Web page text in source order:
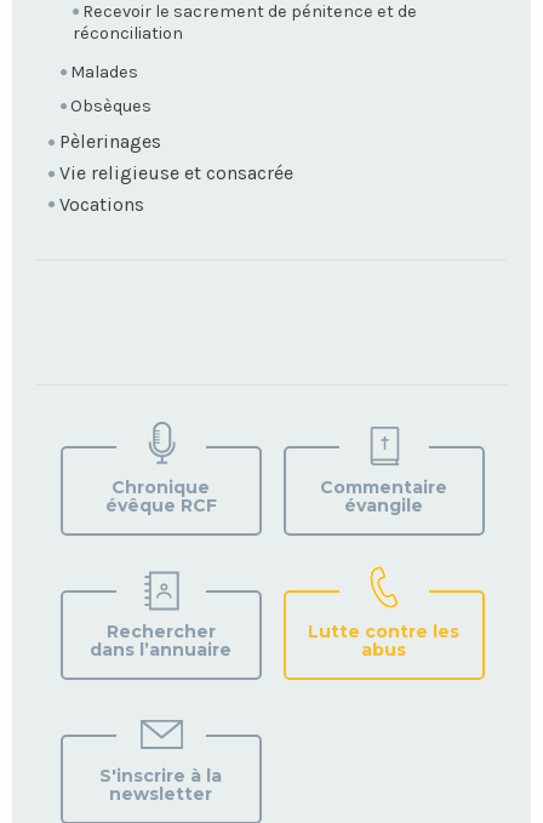
Recevoir le sacrement de pénitence et de
réconciliation
Malades
Obsèques
Pèlerinages
Vie religieuse et consacrée
Vocations
VOTRE
PAROISSE
Chronique
évêque RCF
Commentaire
évangile
Rechercher
dans l’annuaire
Lutte contre les
abus
S'inscrire à la
newsletter